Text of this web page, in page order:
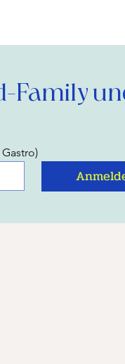
Family